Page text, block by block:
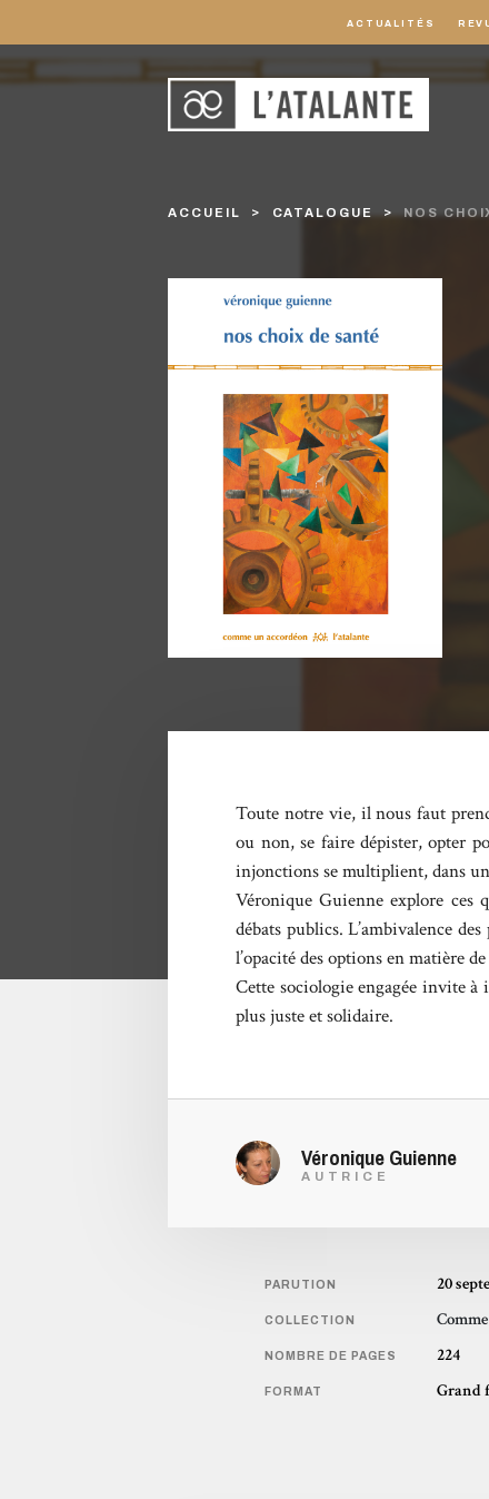
ACTUALITÉS
ACCUEIL CATALOGUE NOS
Toute notre vie, il nous faut
ou non, se faire dépister, opter
injonctions se multiplient, dans
Véronique Guienne explore ces
débats publics. L’ambivalence
l’opacité des options en matière
Cette sociologie engagée invite à
plus juste et solidaire.
Véronique Guienne
AUTRICE
PARUTION 20
COLLECTION
NOMBRE DE PAGES 224
FORMAT Grand